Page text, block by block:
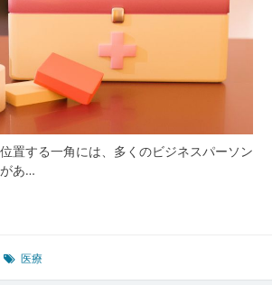
置する一角には、多くのビジネスパーソン
あ…
医療